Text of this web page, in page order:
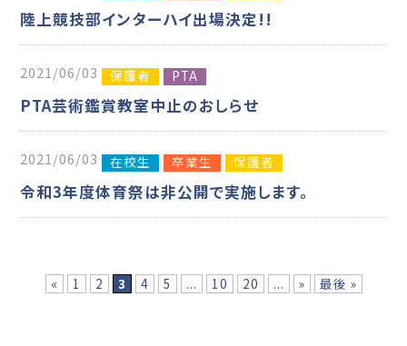
陸上競技部インターハイ出場決定!!
2021/06/03 保護者 PTA
PTA芸術鑑賞教室中止のおしらせ
2021/06/03 在校生 卒業生 保護者
令和3年度体育祭は非公開で実施します。
« 1 2 3 4 5 ... 10 20 ... » 最後 »